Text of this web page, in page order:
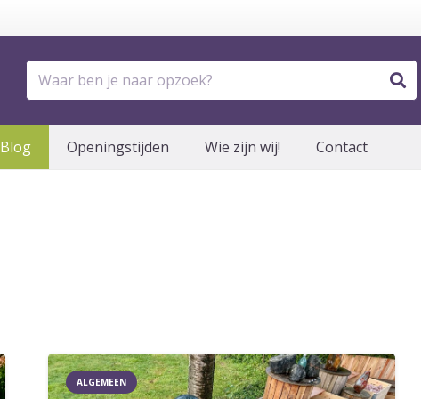
Blog Openingstijden Wie zijn wij! Contact
ALGEMEEN